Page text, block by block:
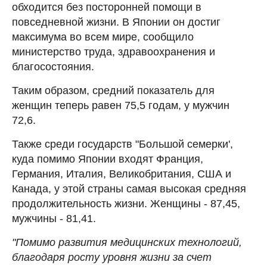
обходится без посторонней помощи в
повседневной жизни. В Японии он достиг
максимума во всем мире, сообщило
министерство труда, здравоохранения и
благосостояния.
Таким образом, средний показатель для
женщин теперь равен 75,5 годам, у мужчин
72,6.
Также среди государств "Большой семерки',
куда помимо Японии входят Франция,
Германия, Италия, Великобритания, США и
Канада, у этой страны самая высокая средняя
продолжительность жизни. Женщины - 87,45,
мужчины - 81,41.
"Помимо развития медицинских технологий,
благодаря росту уровня жизни за счет